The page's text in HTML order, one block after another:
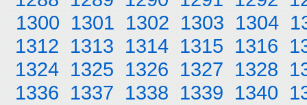
1300 1301 1302 1303 1304
1312 1313 1314 1315 1316
1324 1325 1326 1327 1328
1336 1337 1338 1339 1340